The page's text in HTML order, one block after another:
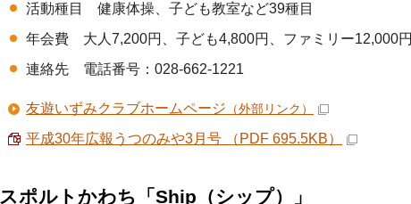
活動種目 健康体操、子ども教室など39種目
年会費 大人7,200円、子ども4,800円、ファミリー12,000円
連絡先 電話番号：028-662-1221
友遊いずみクラブホームページ （外部リンク）
平成30年広報うつのみや3月号 （PDF 695.5KB）
スポルトかわち「Ship（シップ）」